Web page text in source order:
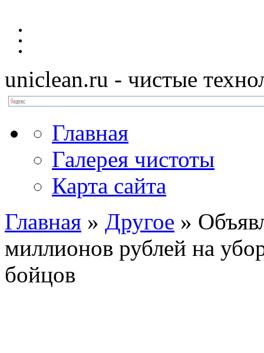
uniclean.ru - чистые
Главная
Галерея чистоты
Карта сайта
Главная » Другое »
миллионов рублей на
бойцов